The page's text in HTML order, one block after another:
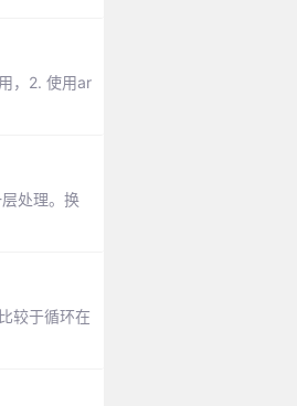
，2. 使用ar
处理。换
较于循环在